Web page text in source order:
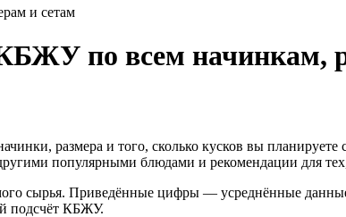
и сетам
по всем начинкам,
размера и того, сколько кусков вы
популярными блюдами и рекомендации для
сырья. Приведённые цифры — усреднённые
подсчёт КБЖУ.